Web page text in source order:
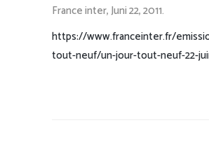
France inter, Juni 22, 2011.
https://www.franceinter.fr/
tout-neuf/un-jour-tout-neuf-22-